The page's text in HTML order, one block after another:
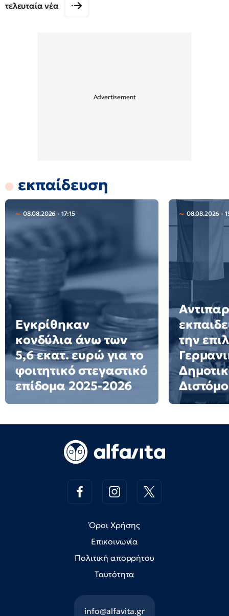
τελευταία νέα
εκπαίδευση
08.08.2026 - 17:15
Εγκρίθηκαν
κονδύλια άνω των
5,6 εκατ. ευρώ για το
φοιτητικό στεγαστικό
επίδομα 2025-2026
08.08.2026 -
την
Όροι Χρήσης
Επικοινωνία
Πολιτική απορρήτου
Ταυτότητα
info@alfavita.gr